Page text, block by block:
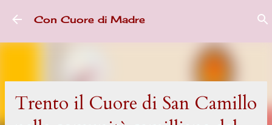
Passa ai contenuti principali
Con Cuore di Madre
Trento il Cuore di San Camillo